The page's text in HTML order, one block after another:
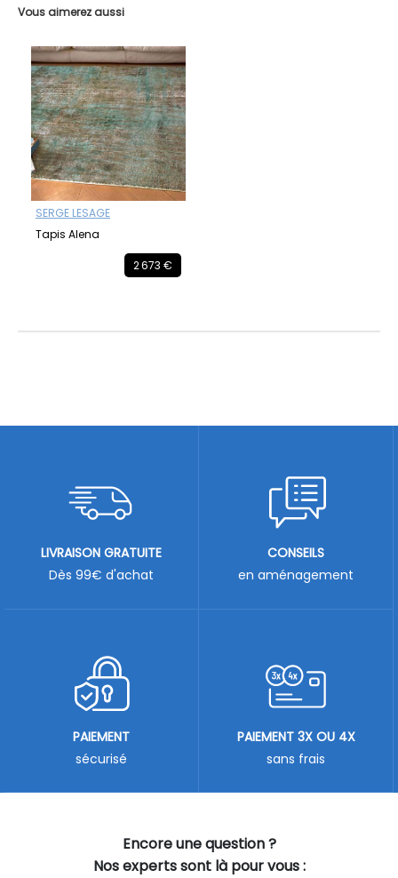
Vous aimerez aussi
SERGE LESAGE
Tapis Alena
2 673 €
Encore une question ?
Nos experts sont là pour vous :
LIVRAISON GRATUITE
Dès 99€ d'achat
CONSEILS
en aménagement
PAIEMENT
sécurisé
PAIEMENT 3X OU 4X
sans frais